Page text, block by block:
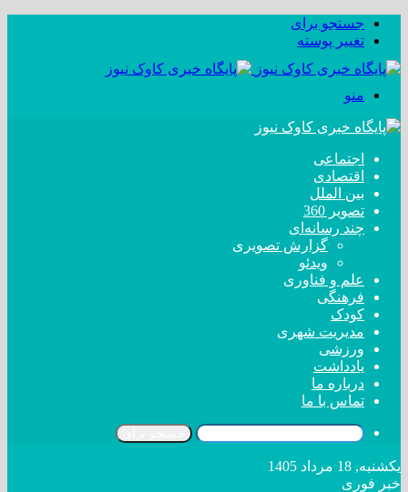
جستجو برای
تغییر پوسته
منو
اجتماعی
اقتصادی
بین الملل
تصویر 360
چند رسانه‌ای
گزارش تصویری
ویدئو
علم و فناوری
فرهنگی
کودک
مدیریت شهری
ورزشی
یادداشت
درباره ما
تماس با ما
یکشنبه, 18 مرداد 1405
خبر فوری